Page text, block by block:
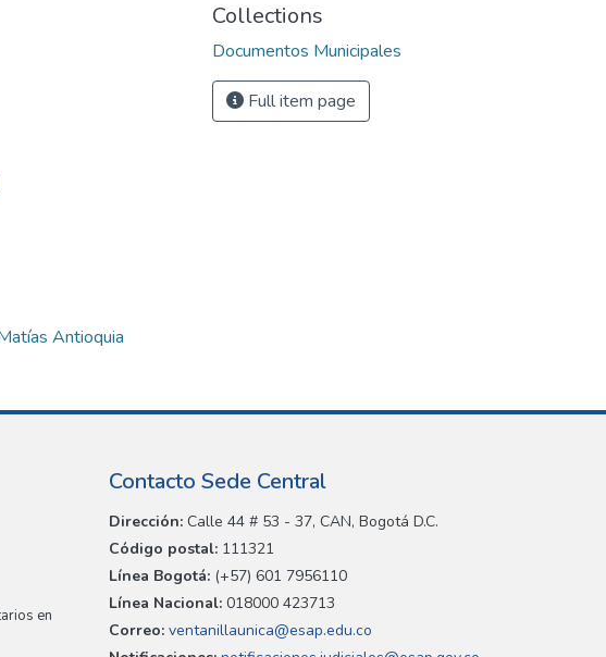
Antioquia
Collections
Documentos Municipales
Full item page
en
Contacto Sede Central
Dirección: Calle 44 # 53 - 37, CAN, Bogotá D.C.
Código postal: 111321
Línea Bogotá: (+57) 601 7956110
Línea Nacional: 018000 423713
Correo: ventanillaunica@esap.edu.co